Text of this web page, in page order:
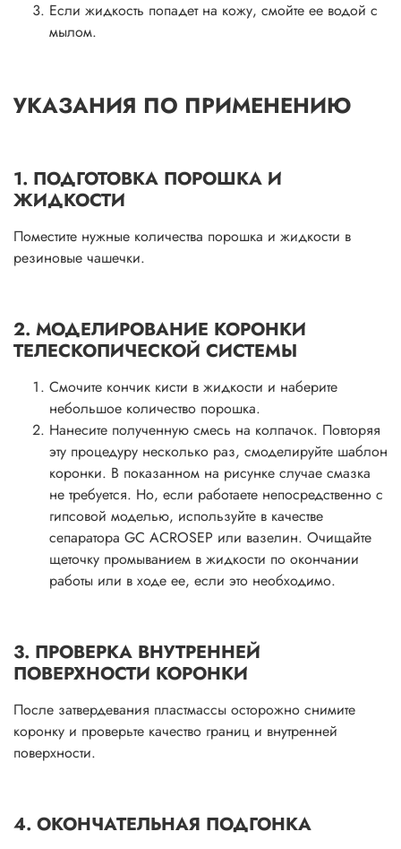
Если жидкость попадет на кожу, смойте ее водой с
мылом.
УКАЗАНИЯ ПО ПРИМЕНЕНИЮ
1. ПОДГОТОВКА ПОРОШКА И
ЖИДКОСТИ
Поместите нужные количества порошка и жидкости в
резиновые чашечки.
2. МОДЕЛИРОВАНИЕ КОРОНКИ
ТЕЛЕСКОПИЧЕСКОЙ СИСТЕМЫ
Смочите кончик кисти в жидкости и наберите
небольшое количество порошка.
Нанесите полученную смесь на колпачок. Повторяя
эту процедуру несколько раз, смоделируйте шаблон
коронки. В показанном на рисунке случае смазка
не требуется. Но, если работаете непосредственно с
гипсовой моделью, используйте в качестве
сепаратора GC ACROSEP или вазелин. Очищайте
щеточку промыванием в жидкости по окончании
работы или в ходе ее, если это необходимо.
3. ПРОВЕРКА ВНУТРЕННЕЙ
ПОВЕРХНОСТИ КОРОНКИ
После затвердевания пластмассы осторожно снимите
коронку и проверьте качество границ и внутренней
поверхности.
4. ОКОНЧАТЕЛЬНАЯ ПОДГОНКА